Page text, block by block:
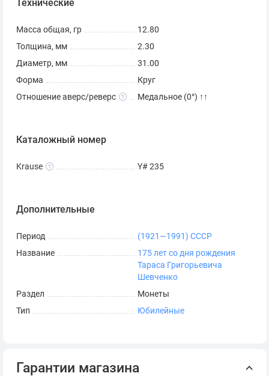
состоянии.
Обратите внимание, что перед вами оборотная монета.
Это значит, что ее стоимость будет невысокой даже при
условии, что она в отличном состоянии.
Как отличить оригинал от
подделки?
лет со дня рождения» от копии, присмотритесь к монете.
На оригинале должны быть такие детали:
поэта.
Даты лет жизни не разделены никакими знаками
и расположены в две строки.
Технические
Масса общая, гр
12.80
Толщина, мм
2.30
Диаметр, мм
31.00
Форма
Круг
Отношение аверс/реверс
Медальное (0°) ↑↑
Каталожный номер
Krause Y# 235
Дополнительные
Период
(1921—1991) СССР
Название
175 лет со дня рождения
Тараса Григорьевича
Шевченко
Раздел
Монеты
Тип
Юбилейные
Гарантии магазина